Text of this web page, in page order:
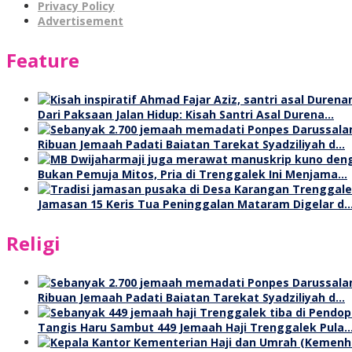
Privacy Policy
Advertisement
Feature
Dari Paksaan Jalan Hidup: Kisah Santri Asal Durena…
Ribuan Jemaah Padati Baiatan Tarekat Syadziliyah d…
Bukan Pemuja Mitos, Pria di Trenggalek Ini Menjama…
Jamasan 15 Keris Tua Peninggalan Mataram Digelar
Religi
Ribuan Jemaah Padati Baiatan Tarekat Syadziliyah d…
Tangis Haru Sambut 449 Jemaah Haji Trenggalek